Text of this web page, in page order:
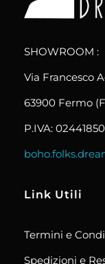
SHOWROOM :
Via Francesco
63900 Fermo
P.IVA:
Link Utili
Termini e
Spedizioni e